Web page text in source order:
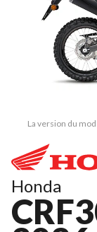
La version du
Honda